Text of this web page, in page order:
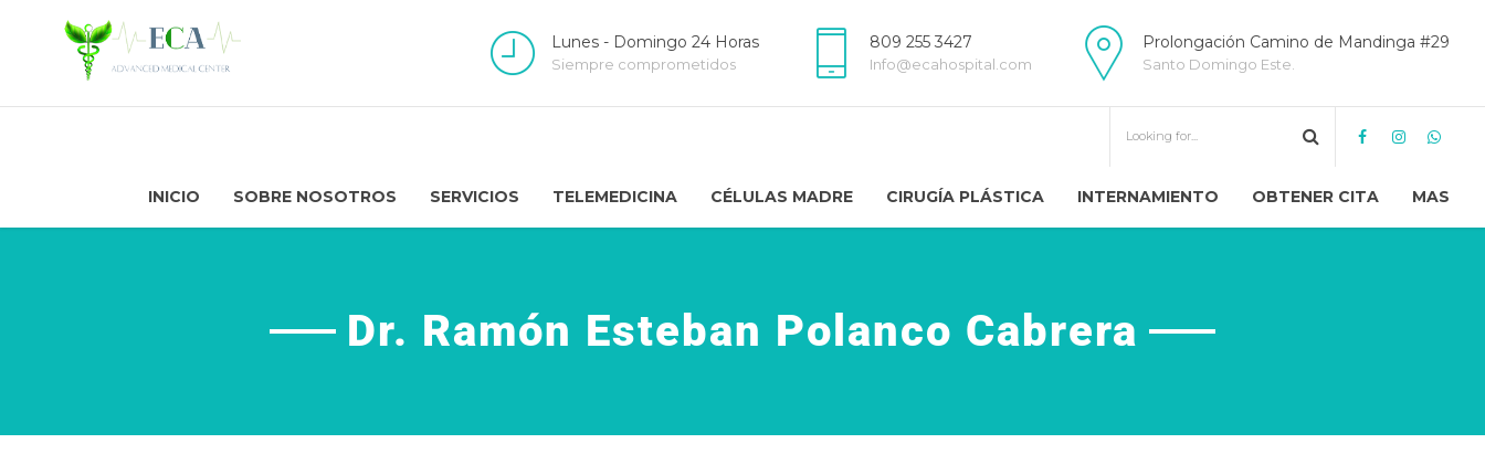
Lunes - Domingo 24 Horas
Siempre comprometidos
809 255 3427
Info@ecahospital.com
Prolongación Camino de Mandinga #29
Santo Domingo Este.
INICIO SOBRE NOSOTROS SERVICIOS TELEMEDICINA CÉLULAS MADRE CIRUGÍA PLÁSTICA INTERNAMIENTO OBTENER CITA MAS
Dr. Ramón Esteban Polanco Cabrera